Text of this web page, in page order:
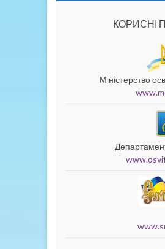
КОРИСНІ
Міністерство